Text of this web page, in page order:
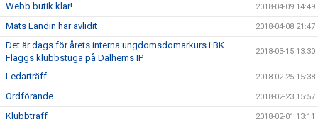
Webb butik klar! 2018-04-09 14:49
Mats Landin har avlidit 2018-04-08 21:47
Det är dags för årets interna ungdomsdomarkurs i BK
Flaggs klubbstuga på Dalhems IP
2018-03-15 13:30
Ledarträff 2018-02-25 15:38
Ordförande 2018-02-23 15:57
Klubbträff 2018-02-01 13:11